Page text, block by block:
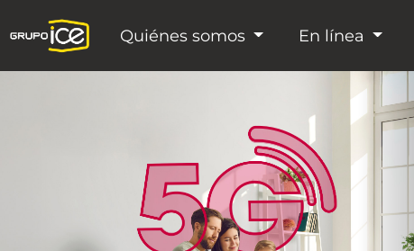
Quiénes somos En línea